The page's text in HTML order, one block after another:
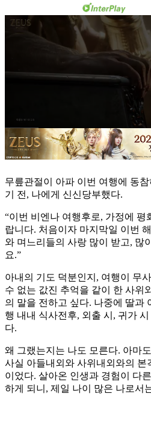
무릎관절이 아파 이번 여행에 동
기 전, 나에게 신신당부했다.
“이번 비엔나 여행후로, 가정에
랍니다. 처음이자 마지막일 이번
와 며느리들의 사랑 많이 받고, 많
요.”
아내의 기도 덕분인지, 여행이 무
수 없는 값진 추억을 같이 한 사위
의 말을 전하고 싶다. 나중에 딸과
행 내내 식사전후, 외출 시, 귀가
다.
왜 그랬는지는 나도 모른다. 아마
사실 아들내외와 사위내외와의 본
이었다. 살아온 인생과 경험이 다
하게 되니, 제일 나이 많은 나로서